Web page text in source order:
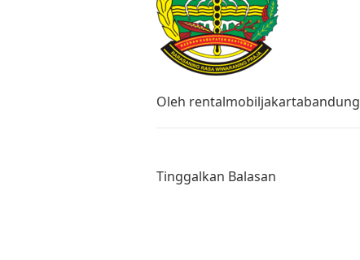
Oleh rentalmobiljakartabandung
Tinggalkan Balasan